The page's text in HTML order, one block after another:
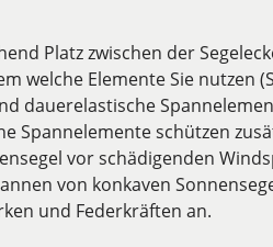
Platz zwischen der
welche Elemente Sie nutzen
dauerelastische
Spannelemente schützen
vor schädigenden
von konkaven
und Federkräften an.